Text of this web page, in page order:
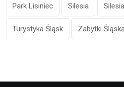
Park Lisiniec Silesia
Turystyka Śląsk Zabytki